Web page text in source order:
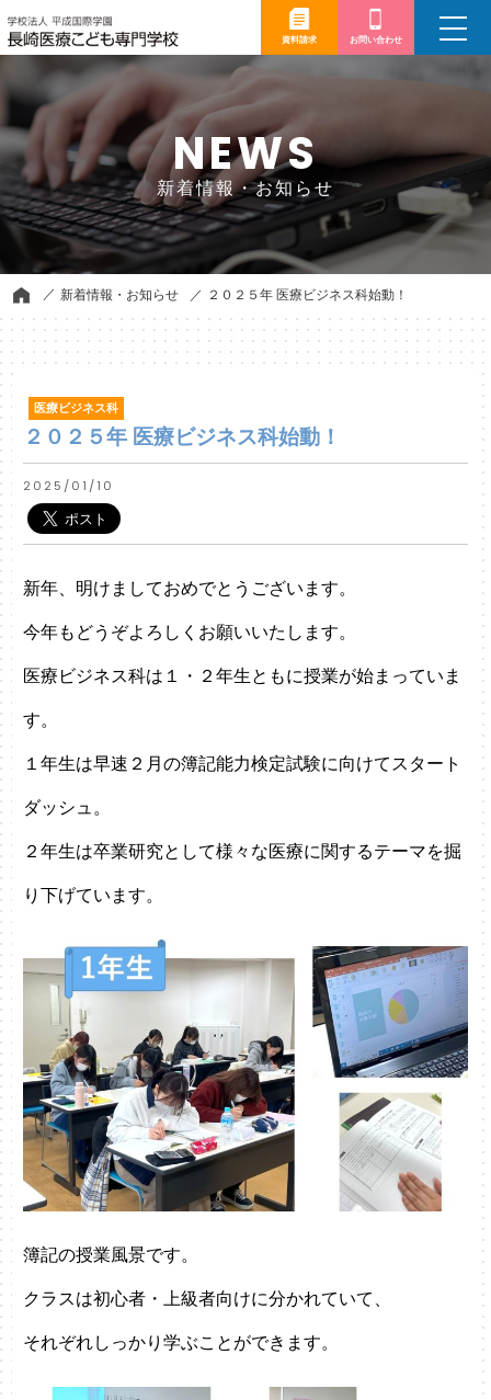
資料請求 お問い合わせ
toggle
NEWS
新着情報・お知らせ
新着情報・お知らせ ２０２５年 医療ビジネス科始動！
医療ビジネス科
２０２５年 医療ビジネス科始動！
2025/01/10
新年、明けましておめでとうございます。
今年もどうぞよろしくお願いいたします。
医療ビジネス科は１・２年生ともに授業が始まっていま
す。
１年生は早速２月の簿記能力検定試験に向けてスタート
ダッシュ。
２年生は卒業研究として様々な医療に関するテーマを掘
り下げています。
簿記の授業風景です。
クラスは初心者・上級者向けに分かれていて、
それぞれしっかり学ぶことができます。